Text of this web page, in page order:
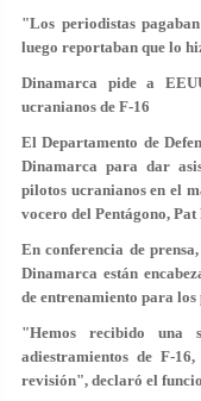
"Los periodistas
luego reportaban que lo
Dinamarca pide a
ucranianos de F-16
El Departamento de
Dinamarca para dar
pilotos ucranianos en el
vocero del Pentágono, Pat
En conferencia de
Dinamarca están
de entrenamiento para
"Hemos recibido una
adiestramientos de F-
revisión", declaró el